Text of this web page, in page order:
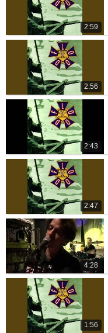
2:59
2:56
2:43
2:47
4:28
1:56